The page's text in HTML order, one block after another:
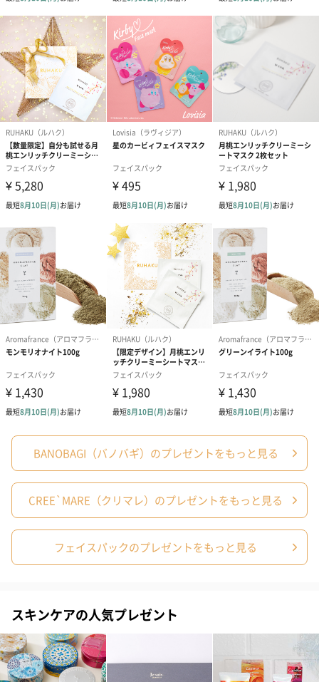
おい成分※でしっとり柔らか、輝く印象肌に導きます。さらに竹
水*3含有で水分・及び保湿効果があり、エッセンスの潤い成分を
しっかり届けます。
ウォータータイプなので、朝の使用におすすめです。マスク生地
は低刺激テンセルシートを使用しているので、シルクのように柔
らかくピタッと密着します！
※アスコルビン*1、グルタチオ*1、ナイアシンアミド*2、乳タン
パクエキス*2
*1整肌成分、*2保湿成分
乾燥とくすみが気になる方、明るくみずみずしい肌を目指す方に
おすすめです。
新しいパッケージでお届け
パッケージリニューアルした商品をお届けします。成分に変わり
はございません。
「BANOBAGI（バノバギ）」
韓国ではもちろん、世界で展開されているバノバギの経験をもと
に導きだしたアイテムを展開するブランドです。皮膚刺激テスト
済み*なのでお肌が弱い方でもご使用いただけます。
*全ての方に皮膚刺激が発生しないということではありません。
「バノバギ」コスメの魅力
皮膚科専門医が開発に携わり、「バノバギ」美容整形外科の経験
をもとの導きだしたアイテムを揃えています。また、お肌に刺激
を与えないことに徹底し、敏感肌でも使用できる処方にこだわっ
BANOBAGI（バノバギ）のプレゼントをもっと見る
CREE`MARE（クリマレ）のプレゼントをもっと見る
フェイスパックのプレゼントをもっと見る
スキンケアの人気プレゼント